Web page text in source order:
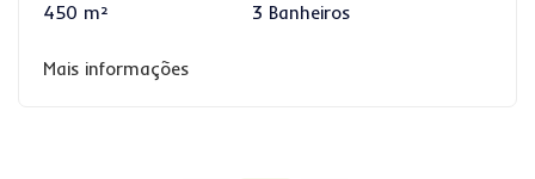
450 m² 3 Banheiros
Mais informações